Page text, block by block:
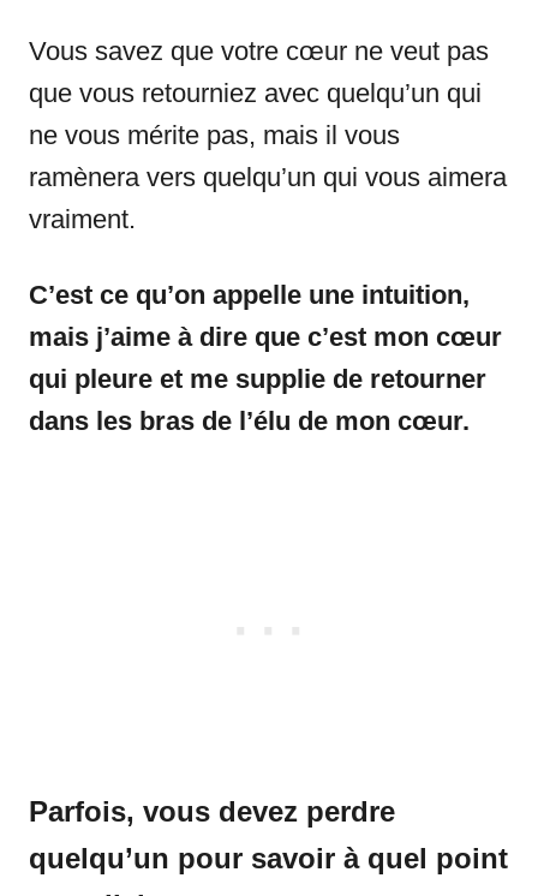
Vous savez que votre cœur ne veut pas
que vous retourniez avec quelqu’un qui
ne vous mérite pas, mais il vous
ramènera vers quelqu’un qui vous aimera
vraiment.
C’est ce qu’on appelle une intuition,
mais j’aime à dire que c’est mon cœur
qui pleure et me supplie de retourner
dans les bras de l’élu de mon cœur.
Parfois, vous devez perdre
quelqu’un pour savoir à quel point